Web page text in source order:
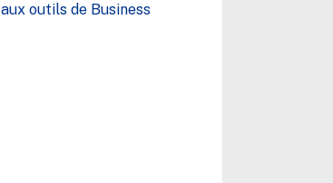
outils de Business